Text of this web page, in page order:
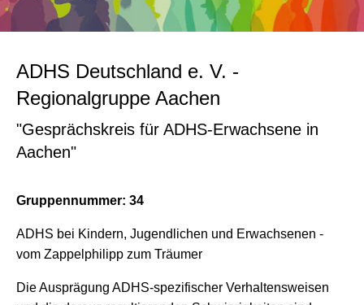
ADHS Deutschland e. V. -
Regionalgruppe Aachen
"Gesprächskreis für ADHS-Erwachsene in
Aachen"
Gruppennummer: 34
ADHS bei Kindern, Jugendlichen und Erwachsenen -
vom Zappelphilipp zum Träumer
Die Ausprägung ADHS-spezifischer Verhaltensweisen